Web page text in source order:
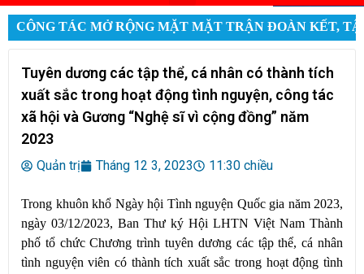
CÔNG TÁC MỞ RỘNG MẶT MẶT TRẬN ĐOÀN KẾT,
Tuyên dương các tập thể, cá nhân có thành tích
xuất sắc trong hoạt động tình nguyện, công tác
xã hội và Gương “Nghệ sĩ vì cộng đồng” năm
2023
Quản trị Tháng 12 3, 2023 11:30 chiều
Trong khuôn khổ Ngày hội Tình nguyện Quốc gia năm 2023,
ngày 03/12/2023, Ban Thư ký Hội LHTN Việt Nam Thành
phố tổ chức Chương trình tuyên dương các tập thể, cá nhân
tình nguyện viên có thành tích xuất sắc trong hoạt động tình